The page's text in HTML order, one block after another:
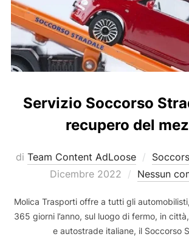
Servizio Soccorso
recupero del
di Team Content AdLoose
Dicembre 2022
Nessun
Molica Trasporti offre a tutti gli
365 giorni l’anno, sul luogo di fermo, in
e autostrade italiane, il Soccorso